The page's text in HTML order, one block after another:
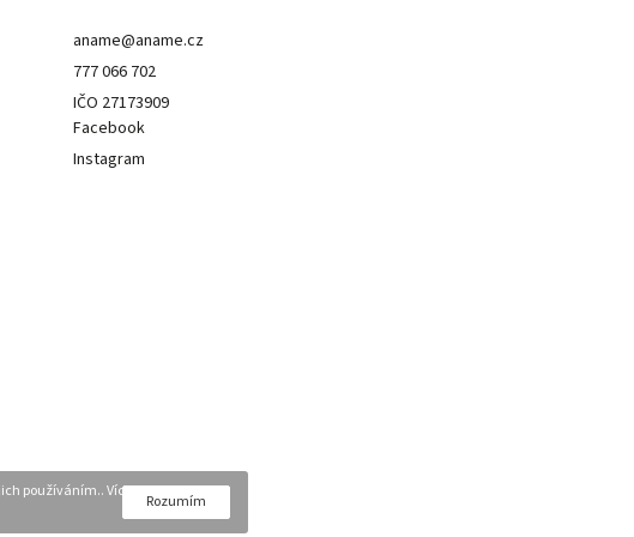
používáním.. Více
Rozumím
aname@aname.cz
777 066 702
IČO 27173909
Facebook
Instagram